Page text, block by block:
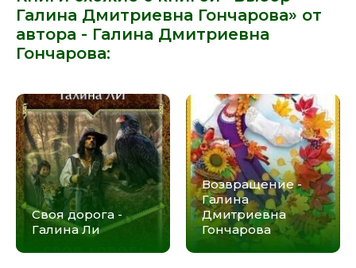
Галина Дмитриевна Гончарова» от
автора - Галина Дмитриевна
Гончарова:
Своя дорога -
Галина Ли
Возвращение -
Галина
Дмитриевна
Гончарова